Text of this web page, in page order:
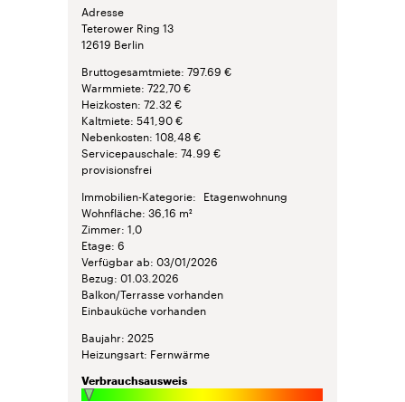
Adresse
Teterower Ring 13
12619 Berlin
Bruttogesamtmiete 797.69 €
Warmmiete 722,70 €
Heizkosten 72.32 €
Kaltmiete 541,90 €
Nebenkosten 108,48 €
Servicepauschale 74.99 €
provisionsfrei
Immobilien-Kategorie
Etagenwohnung
Wohnfläche 36,16 m²
Zimmer 1,0
Etage 6
Verfügbar ab 03/01/2026
Bezug 01.03.2026
Balkon/Terrasse vorhanden
Einbauküche vorhanden
Baujahr 2025
Heizungsart Fernwärme
Verbrauchsausweis